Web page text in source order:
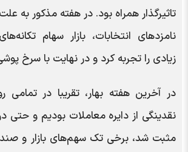
تاثیرگذار همراه بود. در هفته مذکور به
نامزد‌های انتخابات، بازار سهام
زیادی را تجربه کرد و در نهایت با سرخ
در آخرین هفته بهار، تقریبا در تمامی
نقدینگی از دایره معاملات بودیم و
مثبت شد، برخی تک سهم‌های بازار و